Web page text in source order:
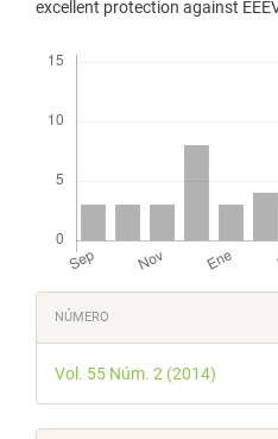
excellent protection against
Detalles
del
artículo
NÚMERO
Vol. 55 Núm. 2 (2014)